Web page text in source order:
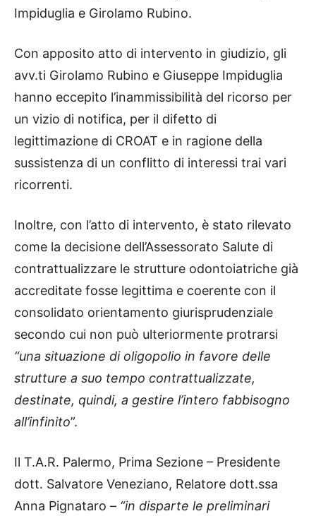
Impiduglia e Girolamo Rubino.
Con apposito atto di intervento in giudizio, gli
avv.ti Girolamo Rubino e Giuseppe Impiduglia
hanno eccepito l’inammissibilità del ricorso per
un vizio di notifica, per il difetto di
legittimazione di CROAT e in ragione della
sussistenza di un conflitto di interessi trai vari
ricorrenti.
Inoltre, con l’atto di intervento, è stato rilevato
come la decisione dell’Assessorato Salute di
contrattualizzare le strutture odontoiatriche già
accreditate fosse legittima e coerente con il
consolidato orientamento giurisprudenziale
secondo cui non può ulteriormente protrarsi
“una situazione di oligopolio in favore delle
strutture a suo tempo contrattualizzate,
destinate, quindi, a gestire l’intero fabbisogno
all’infinito”.
Il T.A.R. Palermo, Prima Sezione – Presidente
dott. Salvatore Veneziano, Relatore dott.ssa
Anna Pignataro – “in disparte le preliminari